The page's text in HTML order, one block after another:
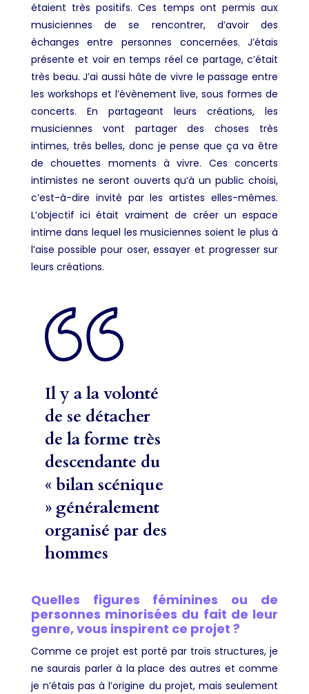
étaient très positifs. Ces temps ont permis aux
musiciennes de se rencontrer, d’avoir des
échanges entre personnes concernées. J’étais
présente et voir en temps réel ce partage, c’était
très beau. J’ai aussi hâte de vivre le passage entre
les workshops et l’évènement live, sous formes de
concerts. En partageant leurs créations, les
musiciennes vont partager des choses très
intimes, très belles, donc je pense que ça va être
de chouettes moments à vivre. Ces concerts
intimistes ne seront ouverts qu’à un public choisi,
c’est-à-dire invité par les artistes elles-mêmes.
L’objectif ici était vraiment de créer un espace
intime dans lequel les musiciennes soient le plus à
l’aise possible pour oser, essayer et progresser sur
leurs créations.
Il y a la volonté
de se détacher
de la forme très
descendante du
« bilan scénique
» généralement
organisé par des
hommes
Quelles figures féminines ou de
personnes minorisées du fait de leur
genre, vous inspirent ce projet ?
Comme ce projet est porté par trois structures, je
ne saurais parler à la place des autres et comme
je n’étais pas à l’origine du projet, mais seulement